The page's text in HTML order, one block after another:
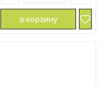
в корзину